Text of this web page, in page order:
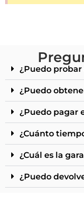
¿Puedo
¿Puedo
¿Puedo pagar
¿Cuánto
¿Cuál es la
¿Puedo